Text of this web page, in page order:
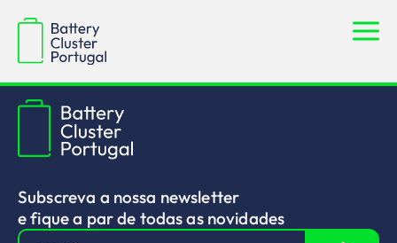
Monbat
Subscreva a nossa newsletter
e fique a par de todas as novidades